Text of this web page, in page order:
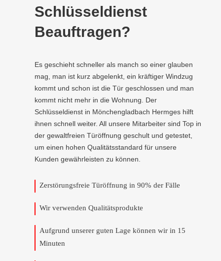
Schlüsseldienst
Beauftragen?
Es geschieht schneller als manch so einer glauben
mag, man ist kurz abgelenkt, ein kräftiger Windzug
kommt und schon ist die Tür geschlossen und man
kommt nicht mehr in die Wohnung. Der
Schlüsseldienst in Mönchengladbach Hermges hilft
ihnen schnell weiter. All unsere Mitarbeiter sind Top in
der gewaltfreien Türöffnung geschult und getestet,
um einen hohen Qualitätsstandard für unsere
Kunden gewährleisten zu können.
Zerstörungsfreie Türöffnung in 90% der Fälle
Wir verwenden Qualitätsprodukte
Aufgrund unserer guten Lage können wir in 15
Minuten